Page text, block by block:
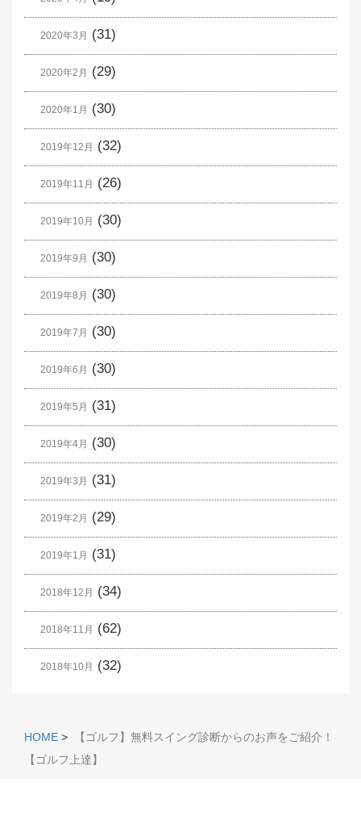
2020年3月 (31)
2020年2月 (29)
2020年1月 (30)
2019年12月 (32)
2019年11月 (26)
2019年10月 (30)
2019年9月 (30)
2019年8月 (30)
2019年7月 (30)
2019年6月 (30)
2019年5月 (31)
2019年4月 (30)
2019年3月 (31)
2019年2月 (29)
2019年1月 (31)
2018年12月 (34)
2018年11月 (62)
2018年10月 (32)
HOME >
【ゴルフ】無料スイング診断からのお声をご紹介！
【ゴルフ上達】